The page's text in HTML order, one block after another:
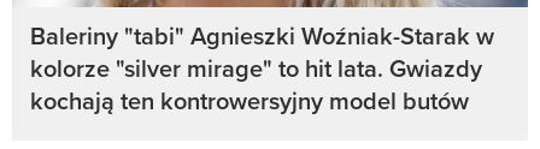
Baleriny "tabi" Agnieszki Woźniak-Starak w
kolorze "silver mirage" to hit lata. Gwiazdy
kochają ten kontrowersyjny model butów